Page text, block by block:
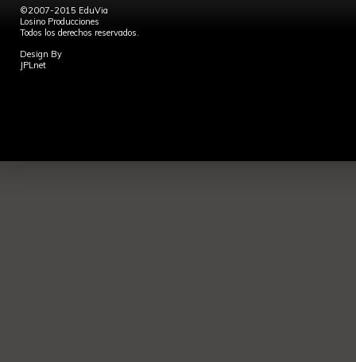
©2007-2015 EduVia
Losino Producciones
Todos los derechos reservados.
Design By
JPLnet